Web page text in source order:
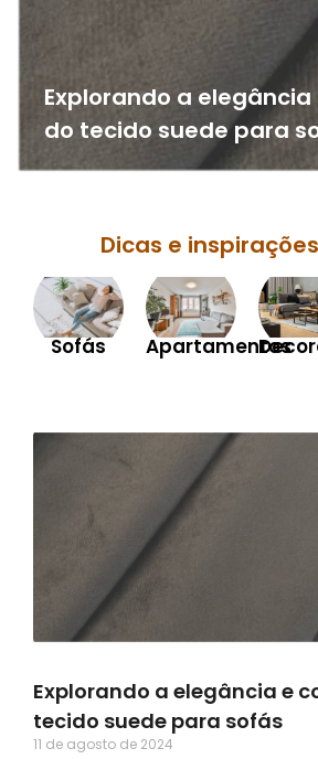
Explorando a
do tecido suede para
Dicas e
Sofás Apartamentos
Explorando a elegância e
tecido suede para sofás
11 de agosto de 2024